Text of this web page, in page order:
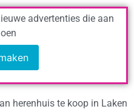
advertenties die aan
herenhuis te koop in Laken